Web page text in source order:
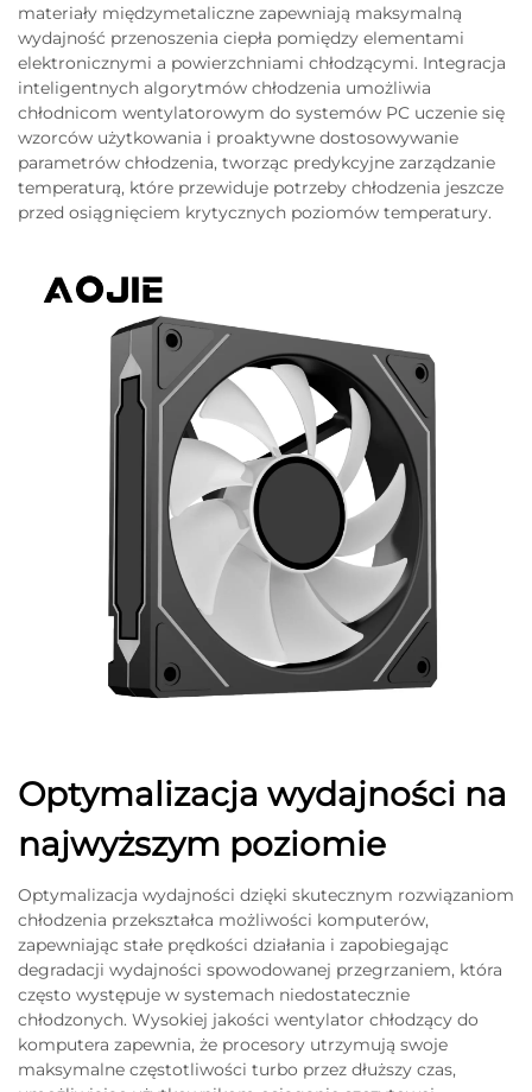
materiały międzymetaliczne zapewniają maksymalną
wydajność przenoszenia ciepła pomiędzy elementami
elektronicznymi a powierzchniami chłodzącymi. Integracja
inteligentnych algorytmów chłodzenia umożliwia
chłodnicom wentylatorowym do systemów PC uczenie się
wzorców użytkowania i proaktywne dostosowywanie
parametrów chłodzenia, tworząc predykcyjne zarządzanie
temperaturą, które przewiduje potrzeby chłodzenia jeszcze
przed osiągnięciem krytycznych poziomów temperatury.
Optymalizacja wydajności na
najwyższym poziomie
Optymalizacja wydajności dzięki skutecznym rozwiązaniom
chłodzenia przekształca możliwości komputerów,
zapewniając stałe prędkości działania i zapobiegając
degradacji wydajności spowodowanej przegrzaniem, która
często występuje w systemach niedostatecznie
chłodzonych. Wysokiej jakości wentylator chłodzący do
komputera zapewnia, że procesory utrzymują swoje
maksymalne częstotliwości turbo przez dłuższy czas,